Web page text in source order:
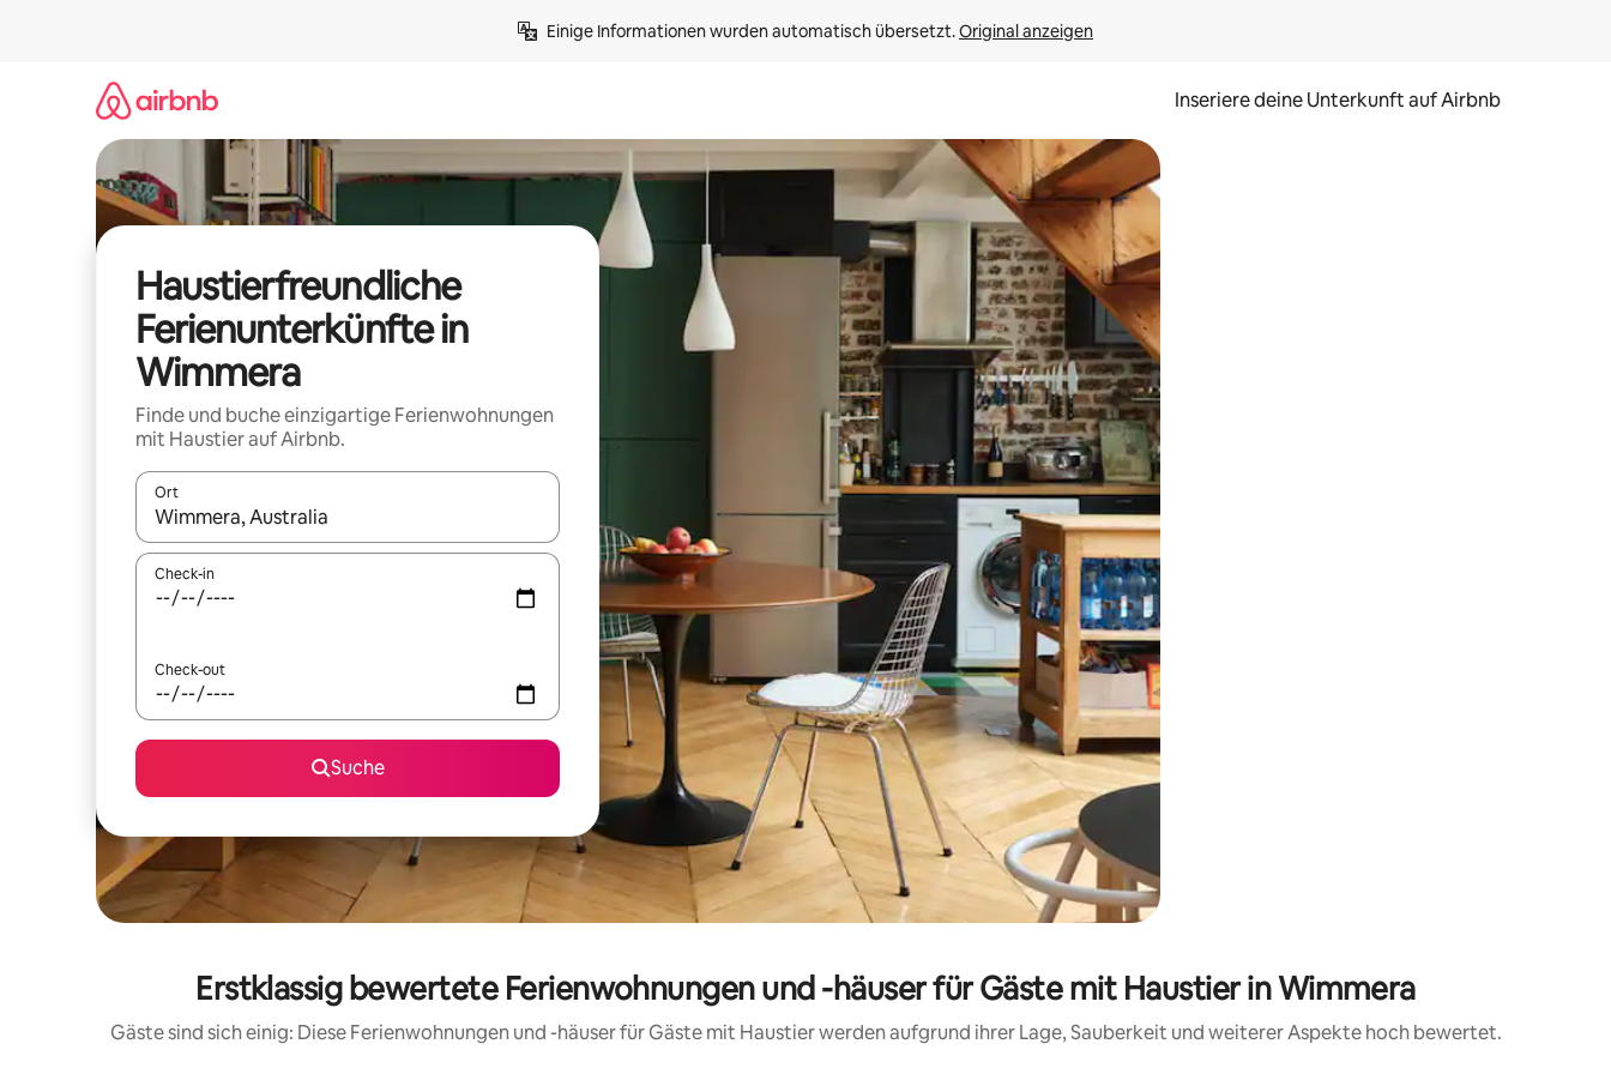
Einige Informationen wurden automatisch übersetzt. Original anzeigen
Inseriere deine Unterkunft auf Airbnb
Haustierfreundliche
Ferienunterkünfte in
Wimmera
Finde und buche einzigartige Ferienwohnungen
mit Haustier auf Airbnb.
Ort
Wenn Ergebnisse verfügbar sind, navigiere mit den Pfeiltasten nach oben und unten oder erkunde die Ergebnisse durch Berühren oder Wischgesten.
Check-in
Check-out
Suche
Erstklassig bewertete Ferienwohnungen und -häuser für Gäste mit Haustier in Wimmera
Gäste sind sich einig: Diese Ferienwohnungen und -häuser für Gäste mit Haustier werden aufgrund ihrer Lage, Sauberkeit und weiterer Aspekte hoch bewertet.